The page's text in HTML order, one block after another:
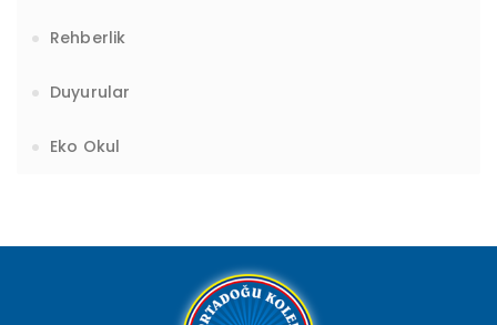
Rehberlik
Duyurular
Eko Okul